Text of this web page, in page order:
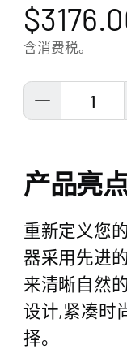
产品亮
重新定义您
器采用先进
来清晰自然
设计,紧凑时
择。
含消费税。
1